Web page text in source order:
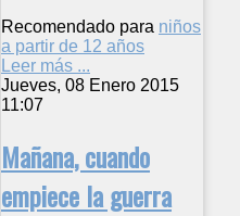
Recomendado para niños
a partir de 12 años
Leer más ...
Jueves, 08 Enero 2015
11:07
Mañana, cuando
empiece la guerra